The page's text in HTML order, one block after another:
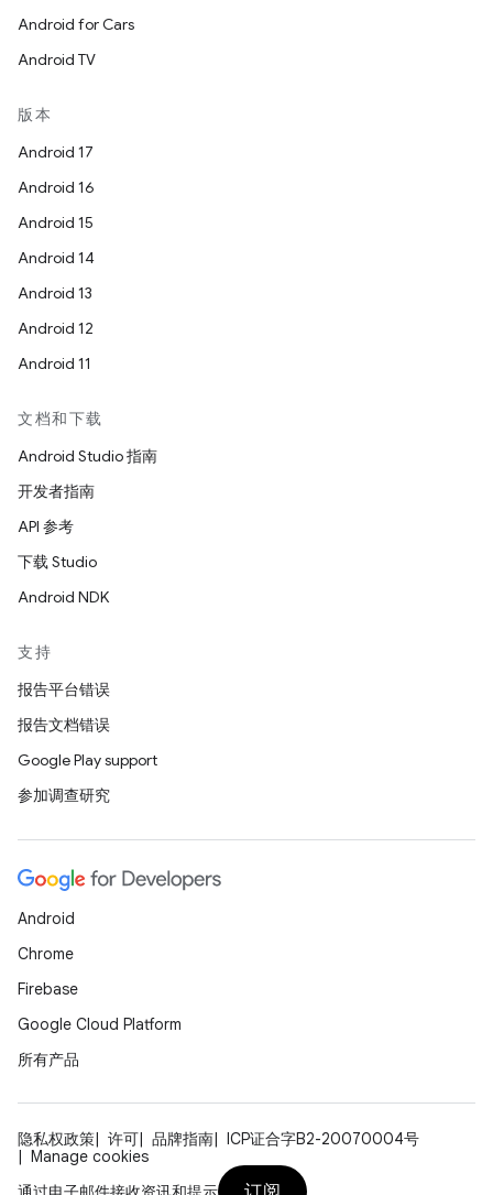
Android for Cars
Android TV
版本
Android 17
Android 16
Android 15
Android 14
Android 13
Android 12
Android 11
文档和下载
Android Studio 指南
开发者指南
API 参考
下载 Studio
Android NDK
支持
报告平台错误
报告文档错误
Google Play support
参加调查研究
Android
Chrome
Firebase
Google Cloud Platform
所有产品
隐私权政策 许可 品牌指南
ICP证合字B2-20070004号
Manage cookies